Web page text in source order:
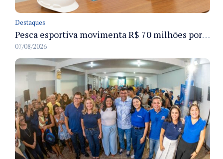
Destaques
Pesca esportiva movimenta R$ 70 milhões por ano e ganha espaço na economia sustentável do Amazonas
07/08/2026